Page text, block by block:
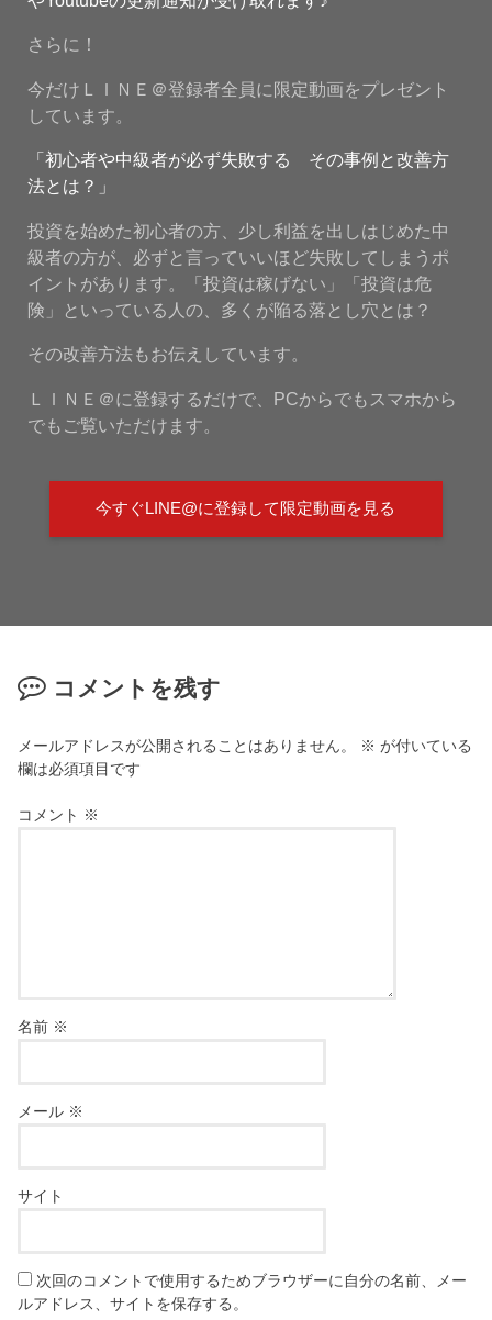
さらに！
今だけＬＩＮＥ＠登録者全員に限定動画をプレゼント
しています。
「初心者や中級者が必ず失敗する その事例と改善方
法とは？」
投資を始めた初心者の方、少し利益を出しはじめた中
級者の方が、必ずと言っていいほど失敗してしまうポ
イントがあります。「投資は稼げない」「投資は危
険」といっている人の、多くが陥る落とし穴とは？
その改善方法もお伝えしています。
ＬＩＮＥ＠に登録するだけで、PCからでもスマホから
でもご覧いただけます。
今すぐLINE@に登録して限定動画を見る
コメントを残す
メールアドレスが公開されることはありません。 ※ が付いている
欄は必須項目です
コメント ※
名前 ※
メール ※
サイト
次回のコメントで使用するためブラウザーに自分の名前、メー
ルアドレス、サイトを保存する。